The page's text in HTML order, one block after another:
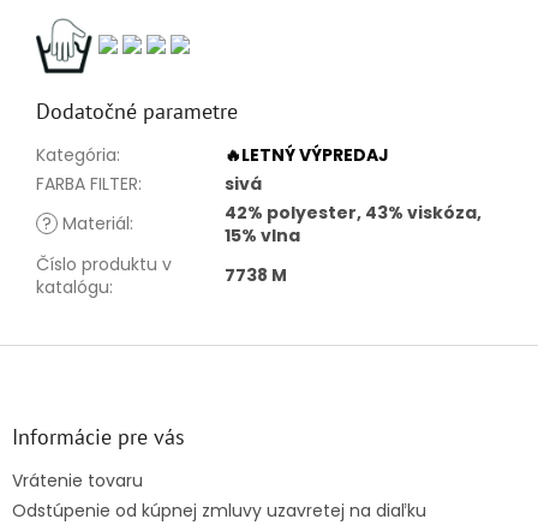
Dodatočné parametre
Kategória:
🔥LETNÝ VÝPREDAJ
FARBA FILTER:
sivá
? Materiál:
42% polyester, 43% viskóza,
15% vlna
Číslo produktu v
katalógu: 7738 M
Z
Informácie pre vás
Vrátenie tovaru
Odstúpenie od kúpnej zmluvy uzavretej na diaľku